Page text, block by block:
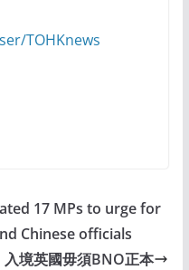
TOHKnews
17 MPs to urge for
Chinese officials
入境英國毋須BNO正本